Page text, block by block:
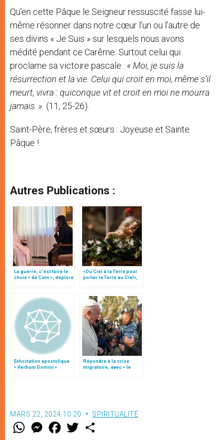
Qu’en cette Pâque le Seigneur ressuscité fasse lui-
même résonner dans notre cœur l’un ou l’autre de
ses divins « Je Suis » sur lesquels nous avons
médité pendant ce Carême. Surtout celui qui
proclame sa victoire pascale : « Moi, je suis la
résurrection et la vie. Celui qui croit en moi, même s’il
meurt, vivra : quiconque vit et croit en moi ne mourra
jamais. » (11, 25-26).
Saint-Père, frères et sœurs : Joyeuse et Sainte
Pâque !
Autres Publications :
La guerre, c’est faire le
choix « de Caïn », déplore
«Du Ciel à la Terre pour
porter la Terre au Ciel»,
Exhortation apostolique
« Verbum Domini »
Répondre à la crise
migratoire, avec « le
MARS 22, 2024 10:20 SPIRITUALITÉ
W M
e
F
a w